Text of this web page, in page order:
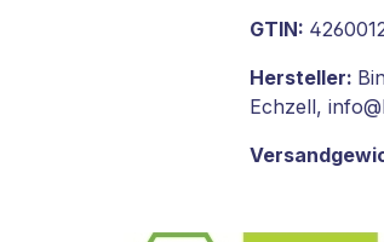
GTIN:
Hersteller:
Echzell,